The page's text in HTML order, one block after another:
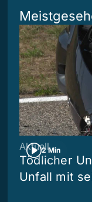
2 Min
Aktuell
Tödlicher
Unfall mit